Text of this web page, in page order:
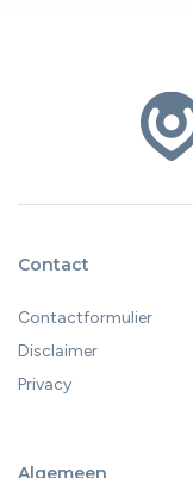
met 2028 in
banen bijgekomen
Contact
Contactformulier
Disclaimer
Privacy
Algemeen